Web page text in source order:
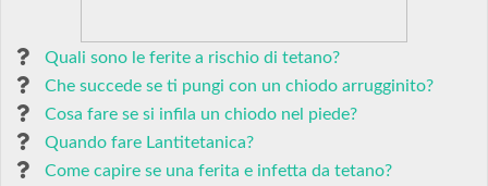
Quali sono le ferite a rischio di tetano?
Che succede se ti pungi con un chiodo arrugginito?
Cosa fare se si infila un chiodo nel piede?
Quando fare Lantitetanica?
Come capire se una ferita e infetta da tetano?